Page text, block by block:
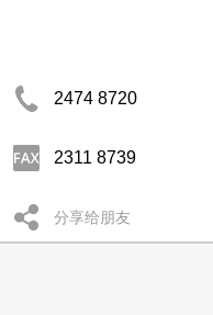
2474 8720
2311 8739
分享给朋友